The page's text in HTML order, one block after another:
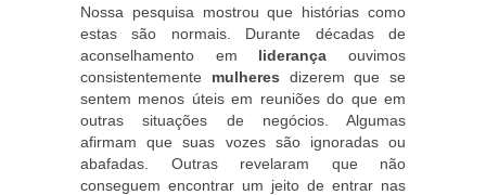
Nossa pesquisa mostrou que histórias como
estas são normais. Durante décadas de
aconselhamento em liderança ouvimos
consistentemente mulheres dizerem que se
sentem menos úteis em reuniões do que em
outras situações de negócios. Algumas
afirmam que suas vozes são ignoradas ou
abafadas. Outras revelaram que não
conseguem encontrar um jeito de entrar nas